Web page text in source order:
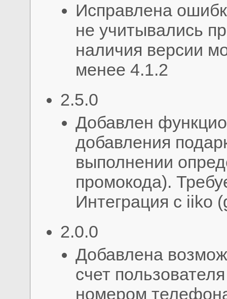
Исправлена
не учитывались
наличия версии
менее 4.1.2
2.5.0
Добавлен
добавления
выполнении
промокода).
Интеграция с iiko
2.0.0
Добавлена
счет
номером